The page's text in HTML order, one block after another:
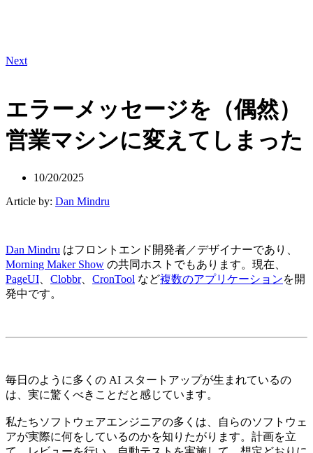
Next
エラーメッセージを（偶然）
営業マシンに変えてしまった
10/20/2025
Article by: Dan Mindru
Dan Mindru はフロントエンド開発者／デザイナーであり、
Morning Maker Show の共同ホストでもあります。現在、
PageUI
Clobbr、 CronTool など複数のアプリケーションを開
発中です。
毎日のように多くの AI スタートアップが生まれているの
は、実に驚くべきことだと感じています。
私たちソフトウェアエンジニアの多くは、自らのソフトウェ
アが実際に何をしているのかを知りたがります。計画を立